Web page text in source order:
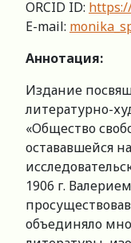
ORCID ID:
E-mail:
Аннотация:
Издание
литературно-
«Общество
остававшейся
1906 г.
объединяло